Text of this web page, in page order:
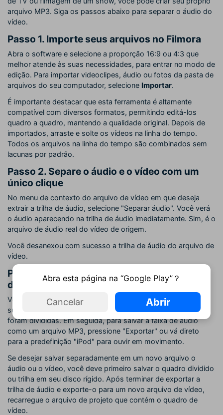
arquivo MP3. Siga os passos abaixo para separar o áudio do
vídeo.
Passo 1. Importe seus arquivos no Filmora
Abra o software e selecione a proporção 16:9 ou 4:3 que
melhor atende às suas necessidades, para entrar no modo de
edição. Para importar videoclipes, áudio ou fotos da pasta de
arquivos do seu computador, selecione Importar.
É importante destacar que esta ferramenta é altamente
compatível com diversos formatos, permitindo editá-los
quadro a quadro, mantendo a qualidade original. Depois de
importados, arraste e solte os vídeos na linha do tempo.
Todos os arquivos na linha do tempo são combinados sem
lacunas por padrão.
Passo 2. Separe o áudio e o vídeo com um
único clique
No menu de contexto do arquivo de vídeo em que deseja
extrair a trilha de áudio, selecione "Separar áudio". Você verá
o áudio aparecendo na trilha de áudio imediatamente. Sim, é o
arquivo de áudio real do vídeo de origem.
Você desanexou com sucesso a trilha de áudio do arquivo de
vídeo.
Passo 3. Salve o vídeo ou áudio que foi
dividido
Você pode simplesmente excluir o áudio ou o vídeo e
substituí-los por uma nova, como as trilhas de áudio e vídeo
foram divididas. Em seguida, para salvar a faixa de áudio
como um arquivo MP3, pressione "Exportar" ou vá direto
para a predefinição "iPod" para ouvir em movimento.
Se desejar salvar separadamente em um novo arquivo o
áudio ou o vídeo, você deve primeiro salvar o quadro dividido
ou trilha em seu disco rígido. Após terminar de exportar a
trilha de áudio e exporte-o para um novo arquivo de vídeo,
recarregue o arquivo de projeto que contém o quadro de
vídeo.
Abra esta página na “Google Play”？
Cancelar Abrir